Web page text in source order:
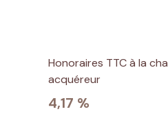
Honoraires TTC à la
acquéreur
4,17 %